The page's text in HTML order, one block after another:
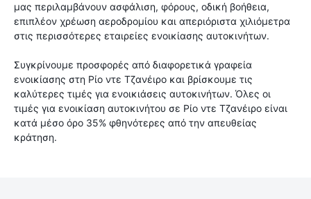
μας περιλαμβάνουν ασφάλιση, φόρους, οδική βοήθεια,
επιπλέον χρέωση αεροδρομίου και απεριόριστα χιλιόμετρα
στις περισσότερες εταιρείες ενοικίασης αυτοκινήτων.
Συγκρίνουμε προσφορές από διαφορετικά γραφεία
ενοικίασης στη Ρίο ντε Τζανέιρο και βρίσκουμε τις
καλύτερες τιμές για ενοικιάσεις αυτοκινήτων. Όλες οι
τιμές για ενοικίαση αυτοκινήτου σε Ρίο ντε Τζανέιρο είναι
κατά μέσο όρο 35% φθηνότερες από την απευθείας
κράτηση.